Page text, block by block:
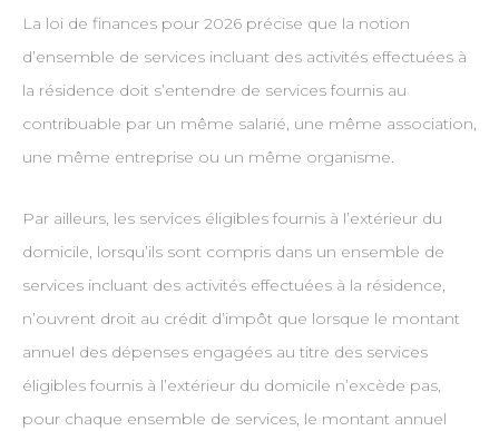
La loi de finances pour 2026 précise que la notion
d’ensemble de services incluant des activités effectuées à
la résidence doit s’entendre de services fournis au
contribuable par un même salarié, une même association,
une même entreprise ou un même organisme.
Par ailleurs, les services éligibles fournis à l’extérieur du
domicile, lorsqu’ils sont compris dans un ensemble de
services incluant des activités effectuées à la résidence,
n’ouvrent droit au crédit d’impôt que lorsque le montant
annuel des dépenses engagées au titre des services
éligibles fournis à l’extérieur du domicile n’excède pas,
pour chaque ensemble de services, le montant annuel